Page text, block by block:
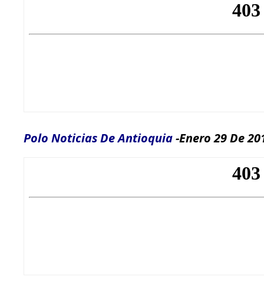
Polo Noticias De Antioquia-Enero 29 De